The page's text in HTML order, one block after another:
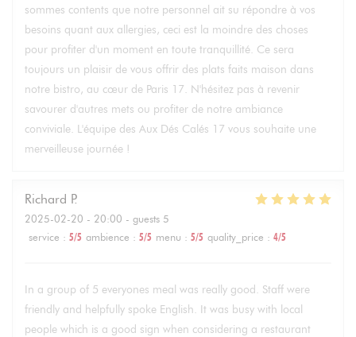
sommes contents que notre personnel ait su répondre à vos
besoins quant aux allergies, ceci est la moindre des choses
pour profiter d'un moment en toute tranquillité. Ce sera
toujours un plaisir de vous offrir des plats faits maison dans
notre bistro, au cœur de Paris 17. N'hésitez pas à revenir
savourer d'autres mets ou profiter de notre ambiance
conviviale. L'équipe des Aux Dés Calés 17 vous souhaite une
merveilleuse journée !
Richard P
2025-02-20 - 20:00 - guests 5
service : 5/5 ambience : 5/5 menu : 5/5 quality_price : 4/5
In a group of 5 everyones meal was really good. Staff were
friendly and helpfully spoke English. It was busy with local
people which is a good sign when considering a restaurant